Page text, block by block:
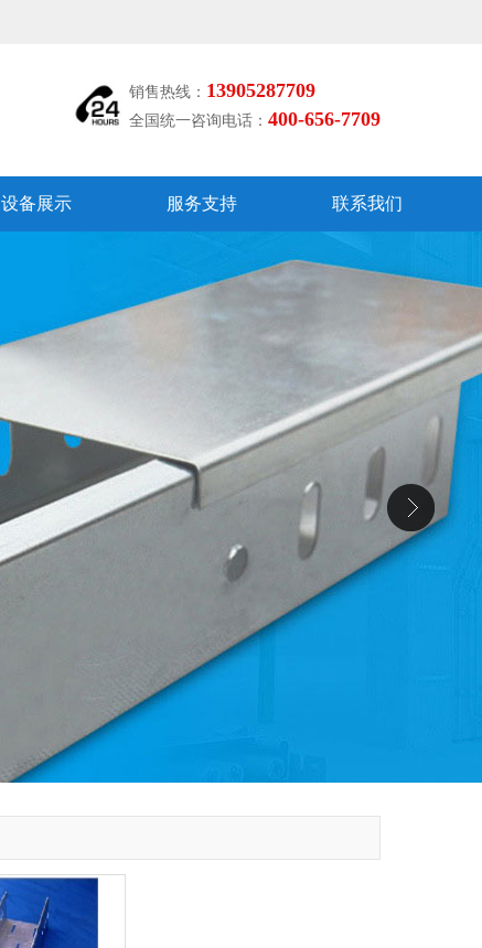
销售热线： 13905287709
全国统一咨询电话： 400-656-7709
设备展示 服务支持 联系我们